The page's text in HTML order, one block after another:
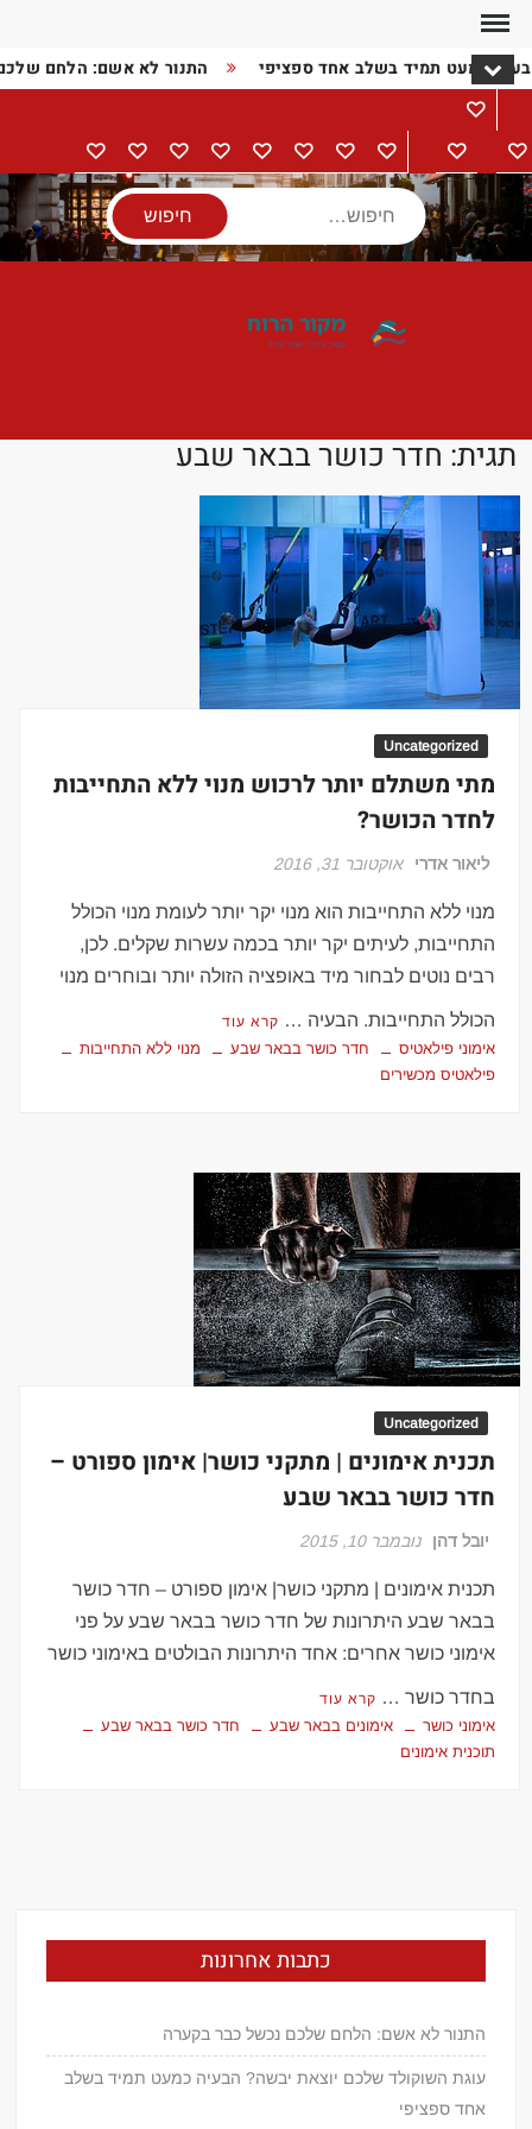
Skip
content
התנור לא אשם: הלחם כמעט תמיד בשלב אחד ספציפי
דף
הבית
מתכונים
בישול הורים
וילדים
מתנותמוצרי
חשמל
טיוליםאודותצור
קשר
מדיניות
פרטיות
הצהרת
נגישות
חיפוש
תגית: חדר כושר בבאר שבע
Uncategorized
מתי משתלם יותר לרכוש מנוי ללא התחייבות
לחדר הכושר?
ליאור אדרי אוקטובר 31, 2016
מנוי ללא התחייבות הוא מנוי יקר יותר לעומת מנוי הכולל
התחייבות, לעיתים יקר יותר בכמה עשרות שקלים. לכן,
רבים נוטים לבחור מיד באופציה הזולה יותר ובוחרים מנוי
הכולל התחייבות. הבעיה … קרא עוד
אימוני פילאטיס חדר כושר בבאר שבע
מנוי ללא התחייבות
פילאטיס מכשירים
Uncategorized
תכנית אימונים | מתקני כושר| אימון ספורט –
חדר כושר בבאר שבע
יובל דהן נובמבר 10, 2015
תכנית אימונים | מתקני כושר| אימון ספורט – חדר כושר
בבאר שבע היתרונות של חדר כושר בבאר שבע על פני
אימוני כושר אחרים: אחד היתרונות הבולטים באימוני כושר
בחדר כושר … קרא עוד
אימוני כושר אימונים בבאר שבע
חדר כושר בבאר שבע
תוכנית אימונים
כתבות אחרונות
התנור לא אשם: הלחם שלכם נכשל כבר בקערה
עוגת השוקולד שלכם יוצאת יבשה? הבעיה כמעט תמיד בשלב
אחד ספציפי